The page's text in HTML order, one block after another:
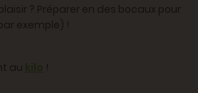
? Préparer en des bocaux pour
exemple) !
au kilo !